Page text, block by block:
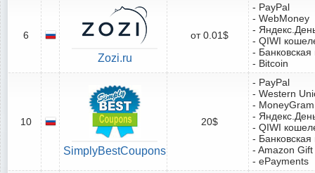
6
Zozi.ru
от 0.01$
- PayPal
- WebMoney
-
- QIWI
-
- Bitcoin
10
SimplyBestCoupons
20$
- PayPal
- Western
- MoneyGram
-
- QIWI
-
- Amazon
- ePayments